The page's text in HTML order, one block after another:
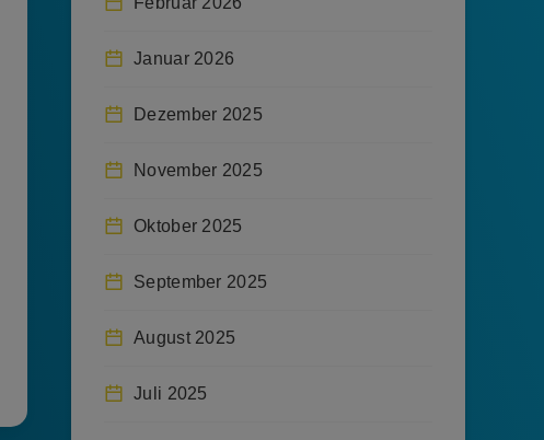
Januar 2026
Dezember 2025
November 2025
Oktober 2025
September 2025
August 2025
Juli 2025